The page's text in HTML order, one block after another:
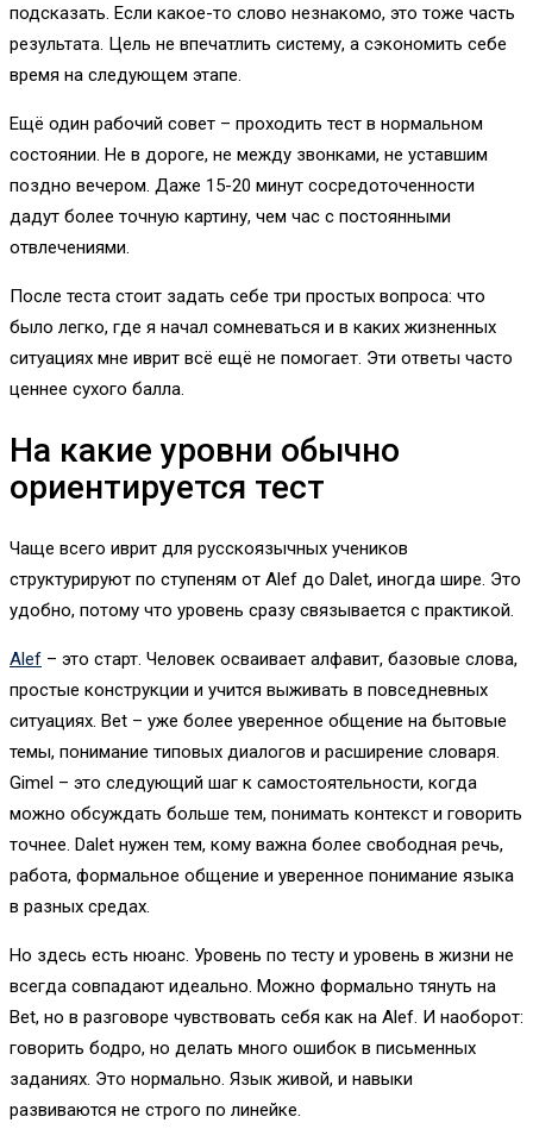
подсказать. Если какое-то слово незнакомо, это тоже часть
результата. Цель не впечатлить систему, а сэкономить себе
время на следующем этапе.
Ещё один рабочий совет – проходить тест в нормальном
состоянии. Не в дороге, не между звонками, не уставшим
поздно вечером. Даже 15-20 минут сосредоточенности
дадут более точную картину, чем час с постоянными
отвлечениями.
После теста стоит задать себе три простых вопроса: что
было легко, где я начал сомневаться и в каких жизненных
ситуациях мне иврит всё ещё не помогает. Эти ответы часто
ценнее сухого балла.
На какие уровни обычно
ориентируется тест
Чаще всего иврит для русскоязычных учеников
структурируют по ступеням от Alef до Dalet, иногда шире. Это
удобно, потому что уровень сразу связывается с практикой.
Alef – это старт. Человек осваивает алфавит, базовые слова,
простые конструкции и учится выживать в повседневных
ситуациях. Bet – уже более уверенное общение на бытовые
темы, понимание типовых диалогов и расширение словаря.
Gimel – это следующий шаг к самостоятельности, когда
можно обсуждать больше тем, понимать контекст и говорить
точнее. Dalet нужен тем, кому важна более свободная речь,
работа, формальное общение и уверенное понимание языка
в разных средах.
Но здесь есть нюанс. Уровень по тесту и уровень в жизни не
всегда совпадают идеально. Можно формально тянуть на
Bet, но в разговоре чувствовать себя как на Alef. И наоборот:
говорить бодро, но делать много ошибок в письменных
заданиях. Это нормально. Язык живой, и навыки
развиваются не строго по линейке.